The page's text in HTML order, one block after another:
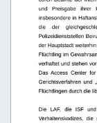
und   Preisgabe   ihrer
insbesondere in
die
der
Polizeidienststellen
der Hauptstadt
Flüchtling im
verhaftet und stehen
Das  Access   Center
Gerichtsverfahren   und
Flüchtlingen durch die
Die   LAF,   die   ISF
Verhaltenskodizes,   die